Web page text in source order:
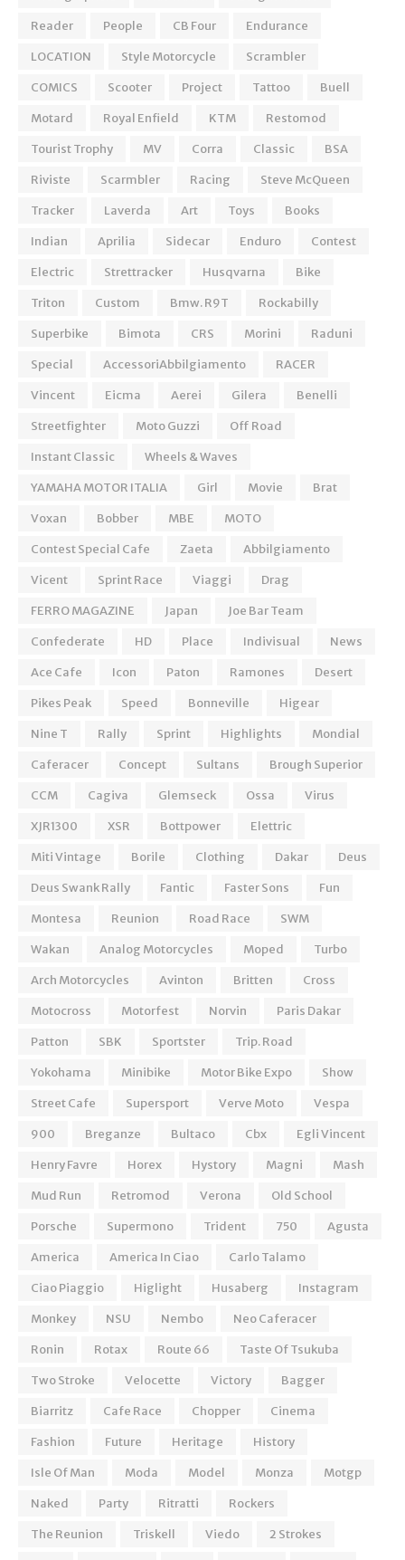
Reader
People CB Four
Endurance
LOCATION
Style Motorcycle
Scrambler
COMICS
Scooter Project Tattoo
Buell
Motard
Royal Enfield KTM
Restomod
Tourist Trophy
MV Corra Classic
BSA
Riviste
Scarmbler Racing
Steve McQueen
Tracker
Laverda Art Toys
Books
Indian
Aprilia Sidecar Enduro
Contest
Electric
Strettracker Husqvarna
Bike
Triton
Custom Bmw. R9T
Rockabilly
Superbike
Bimota CRS Morini
Raduni
Special
AccessoriAbbilgiamento
RACER
Vincent
Eicma Aerei Gilera
Benelli
Streetfighter
Moto Guzzi
Off Road
Instant Classic
Wheels & Waves
YAMAHA MOTOR ITALIA
Girl Movie
Brat
Voxan
Bobber MBE
MOTO
Contest Special Cafe
Zaeta
Abbilgiamento
Vicent
Sprint Race Viaggi
Drag
FERRO MAGAZINE
Japan
Joe Bar Team
Confederate
HD Place Indivisual
News
Ace Cafe
Icon Paton Ramones
Desert
Pikes Peak
Speed Bonneville
Higear
Nine T
Rally Sprint Highlights
Mondial
Caferacer
Concept Sultans
Brough Superior
CCM
Cagiva Glemseck Ossa
Virus
XJR1300
XSR Bottpower
Elettric
Miti Vintage
Borile Clothing Dakar
Deus
Deus Swank Rally
Fantic Faster Sons
Fun
Montesa
Reunion Road Race
SWM
Wakan
Analog Motorcycles Moped
Turbo
Arch Motorcycles
Avinton Britten
Cross
Motocross
Motorfest Norvin
Paris Dakar
Patton
SBK Sportster
Trip. Road
Yokohama
Minibike Motor Bike Expo
Show
Street Cafe
Supersport Verve Moto
Vespa
900
Breganze Bultaco Cbx
Egli Vincent
Henry Favre
Horex Hystory Magni
Mash
Mud Run
Retromod Verona
Old School
Porsche
Supermono Trident 750
Agusta
America
America In Ciao
Carlo Talamo
Ciao Piaggio
Higlight Husaberg
Instagram
Monkey
NSU Nembo
Neo Caferacer
Ronin
Rotax Route 66
Taste Of Tsukuba
Two Stroke
Velocette Victory
Bagger
Biarritz
Cafe Race Chopper
Cinema
Fashion
Future Heritage
History
Isle Of Man
Moda Model Monza
Motgp
Naked
Party Ritratti
Rockers
The Reunion
Triskell Viedo
2 Strokes